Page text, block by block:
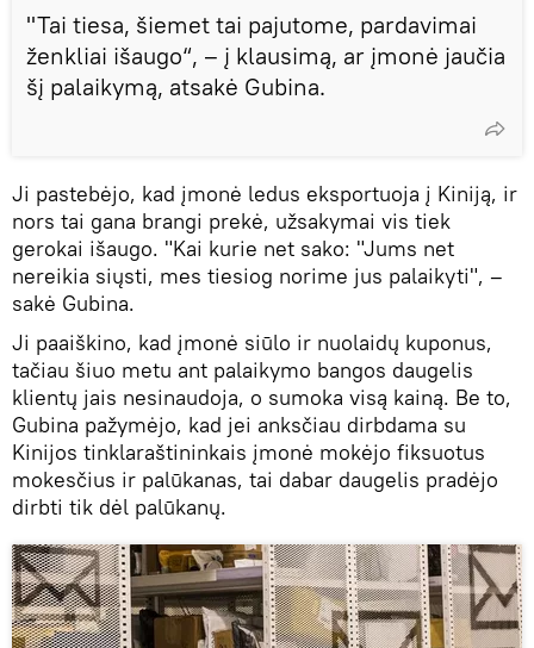
"Tai tiesa, šiemet tai pajutome, pardavimai
ženkliai išaugo“, – į klausimą, ar įmonė jaučia
šį palaikymą, atsakė Gubina.
Ji pastebėjo, kad įmonė ledus eksportuoja į Kiniją, ir
nors tai gana brangi prekė, užsakymai vis tiek
gerokai išaugo. "Kai kurie net sako: "Jums net
nereikia siųsti, mes tiesiog norime jus palaikyti", –
sakė Gubina.
Ji paaiškino, kad įmonė siūlo ir nuolaidų kuponus,
tačiau šiuo metu ant palaikymo bangos daugelis
klientų jais nesinaudoja, o sumoka visą kainą. Be to,
Gubina pažymėjo, kad jei anksčiau dirbdama su
Kinijos tinklaraštininkais įmonė mokėjo fiksuotus
mokesčius ir palūkanas, tai dabar daugelis pradėjo
dirbti tik dėl palūkanų.